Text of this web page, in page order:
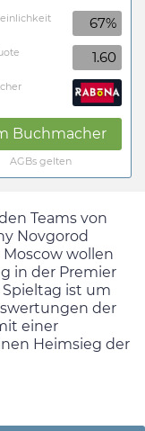
67%
1.60
Buchmacher
AGBs gelten
Teams von
Novgorod
wollen
in der Premier
Spieltag ist um
der
einer
Heimsieg der